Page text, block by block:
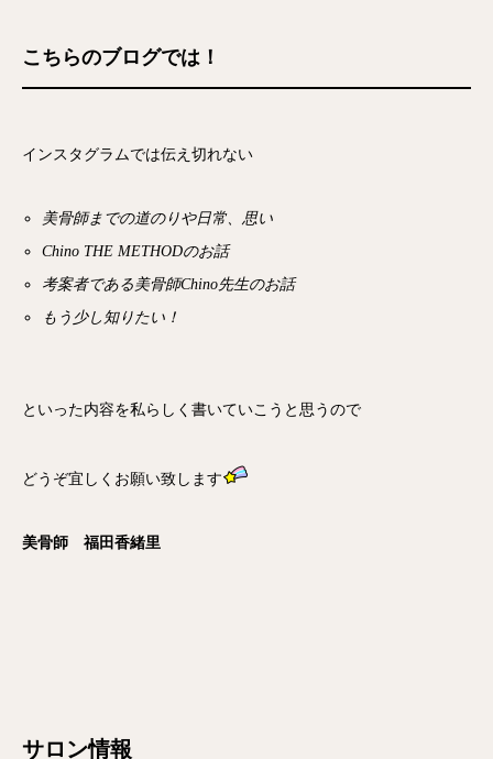
こちらのブログでは！
インスタグラムでは伝え切れない
美骨師までの道のりや日常、思い
Chino THE METHODのお話
考案者である美骨師Chino先生のお話
もう少し知りたい！
といった内容を私らしく書いていこうと思うので
どうぞ宜しくお願い致します
美骨師 福田香緒里
サロン情報